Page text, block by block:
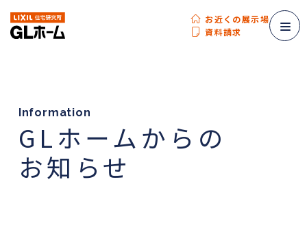
お近くの展示場
資料請求
Information
GLホームからの
お知らせ